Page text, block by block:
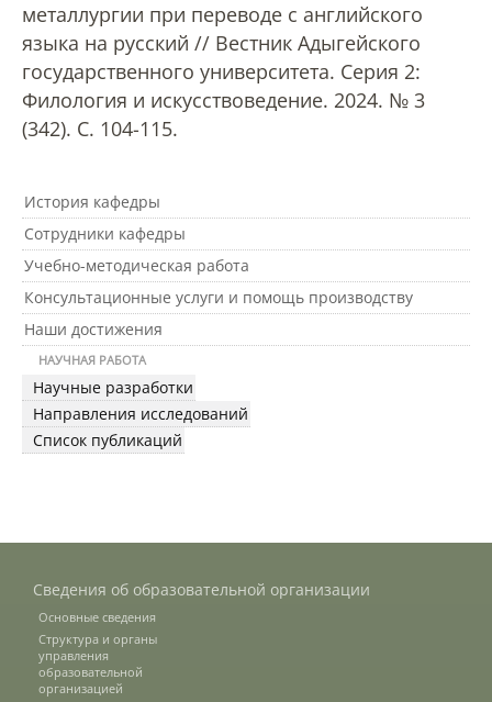
Вакантные места для приёма
(перевода) обучающихся
Доступная среда
Международное сотрудничество
Организация питания в
образовательной организации
Абитуриенту
Университет
Миссия, цель и ценности УдГАУ
Ректорат
Подразделения
металлургии при переводе с английского
языка на русский // Вестник Адыгейского
государственного университета. Серия 2:
Филология и искусствоведение. 2024. № 3
(342). С. 104-115.
История кафедры
Сотрудники кафедры
Учебно-методическая работа
Консультационные услуги и помощь производству
Наши достижения
НАУЧНАЯ РАБОТА
Научные разработки
Направления исследований
Список публикаций
Сведения об образовательной организации
Основные сведения
Структура и органы
управления
образовательной
организацией